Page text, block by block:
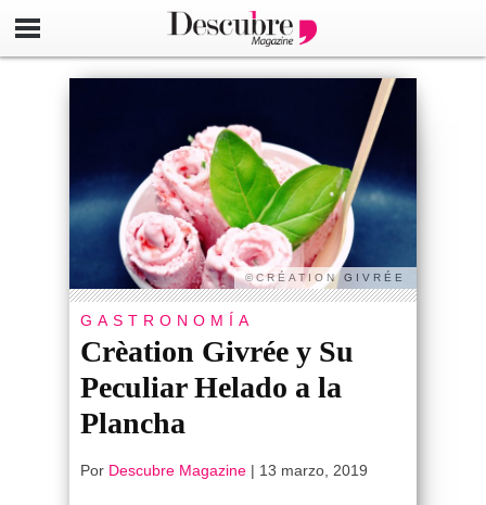
©CRÉATION GIVRÉE
GASTRONOMÍA
Crèation Givrée y Su
Peculiar Helado a la
Plancha
Por Descubre Magazine | 13 marzo, 2019